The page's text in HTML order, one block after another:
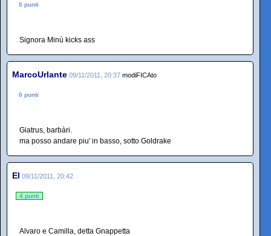
0 punti
Signora Minù kicks ass
MarcoUrlante 09/11/2011, 20:37 modiFICAto
0 punti
Giatrus, barbàri.
ma posso andare piu' in basso, sotto Goldrake
El 09/11/2011, 20:42
4 punti
Alvaro e Camilla, detta Gnappetta